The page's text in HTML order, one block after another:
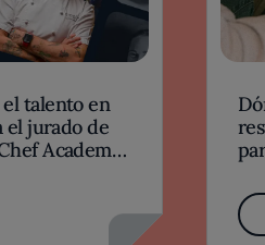
el talento en
el jurado de
Academy